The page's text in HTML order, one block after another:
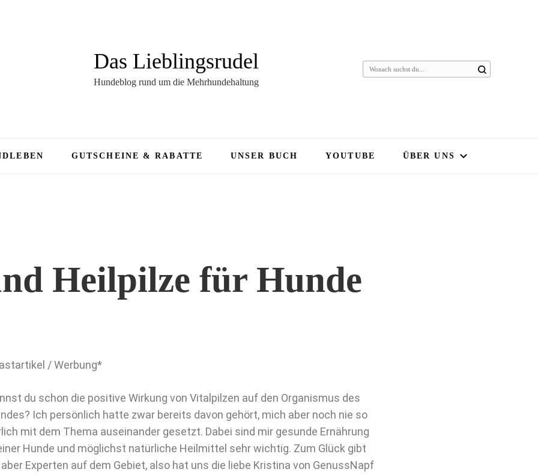
Das Lieblingsrudel
Hundeblog rund um die Mehrhundehaltung
GUTSCHEINE & RABATTE UNSER BUCH YOUTUBE ÜBER UNS
Heilpilze für Hunde
/ Werbung*
du schon die positive Wirkung von Vitalpilzen auf den Organismus des
Ich persönlich hatte zwar bereits davon gehört, mich aber noch nie so
mit dem Thema auseinander gesetzt. Dabei sind mir gesunde Ernährung
Hunde und möglichst natürliche Heilmittel sehr wichtig. Zum Glück gibt
Experten auf dem Gebiet, also hat uns die liebe Kristina von GenussNapf